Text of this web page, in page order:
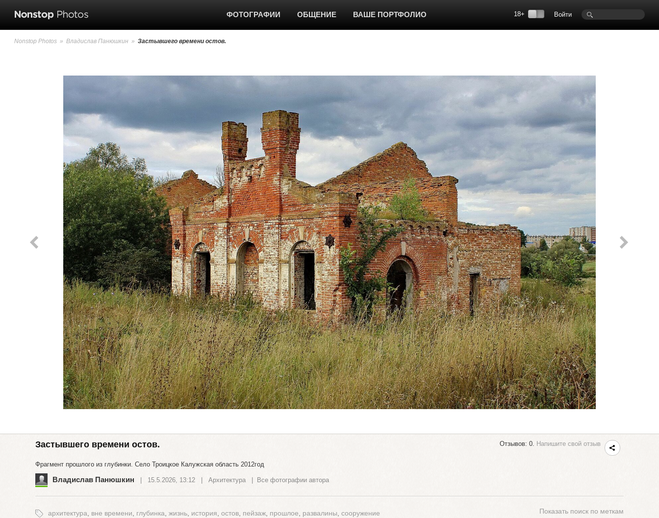
Войти
18+
ФОТОГРАФИИ ОБЩЕНИЕ ВАШЕ ПОРТФОЛИО
Nonstop Photos » Владислав Панюшкин » Застывшего времени остов.
Отзывов: 0. Напишите свой отзыв
Застывшего времени остов.
Фрагмент прошлого из глубинки. Село Троицкое Калужская область 2012год
Владислав Панюшкин | 15.5.2026, 13:12 | Архитектура Все фотографии автора
архитектура вне времени глубинка жизнь история остов пейзаж прошлое развалины сооружение Показать поиск по меткам